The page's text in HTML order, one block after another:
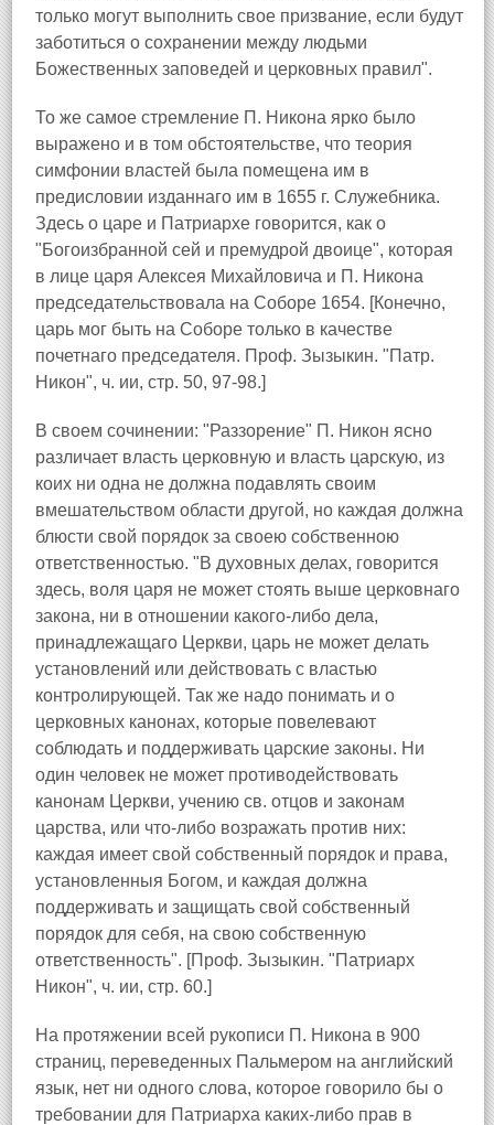
только могут выполнить свое призвание, если будут
заботиться о сохранении между людьми
Божественных заповедей и церковных правил".
То же самое стремление П. Никона ярко было
выражено и в том обстоятельстве, что теория
симфонии властей была помещена им в
предисловии изданнаго им в 1655 г. Служебника.
Здесь о царе и Патриархе говорится, как о
"Богоизбранной сей и премудрой двоице", которая
в лице царя Алексея Михайловича и П. Никона
председательствовала на Соборе 1654. [Конечно,
царь мог быть на Соборе только в качестве
почетнаго председателя. Проф. Зызыкин. "Патр.
Никон", ч. ии, стр. 50, 97-98.]
В своем сочинении: "Раззорение" П. Никон ясно
различает власть церковную и власть царскую, из
коих ни одна не должна подавлять своим
вмешательством области другой, но каждая должна
блюсти свой порядок за своею собственною
ответственностью. "В духовных делах, говорится
здесь, воля царя не может стоять выше церковнаго
закона, ни в отношении какого-либо дела,
принадлежащаго Церкви, царь не может делать
установлений или действовать с властью
контролирующей. Так же надо понимать и о
церковных канонах, которые повелевают
соблюдать и поддерживать царские законы. Ни
один человек не может противодействовать
канонам Церкви, учению св. отцов и законам
царства, или что-либо возражать против них:
каждая имеет свой собственный порядок и права,
установленныя Богом, и каждая должна
поддерживать и защищать свой собственный
порядок для себя, на свою собственную
ответственность". [Проф. Зызыкин. "Патриарх
Никон", ч. ии, стр. 60.]
На протяжении всей рукописи П. Никона в 900
страниц, переведенных Пальмером на английский
язык, нет ни одного слова, которое говорило бы о
требовании для Патриарха каких-либо прав в